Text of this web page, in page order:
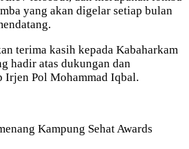
yang akan digelar setiap bulan
terima kasih kepada Kabaharkam
hadir atas dukungan dan
Irjen Pol Mohammad Iqbal.
Kampung Sehat Awards